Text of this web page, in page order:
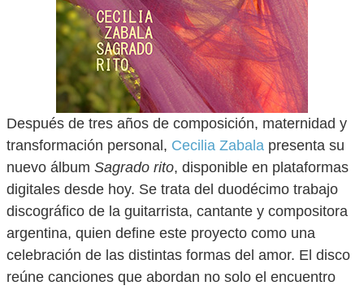
Después de tres años de composición, maternidad y
transformación personal, Cecilia Zabala presenta su
nuevo álbum Sagrado rito, disponible en plataformas
digitales desde hoy. Se trata del duodécimo trabajo
discográfico de la guitarrista, cantante y compositora
argentina, quien define este proyecto como una
celebración de las distintas formas del amor. El disco
reúne canciones que abordan no solo el encuentro